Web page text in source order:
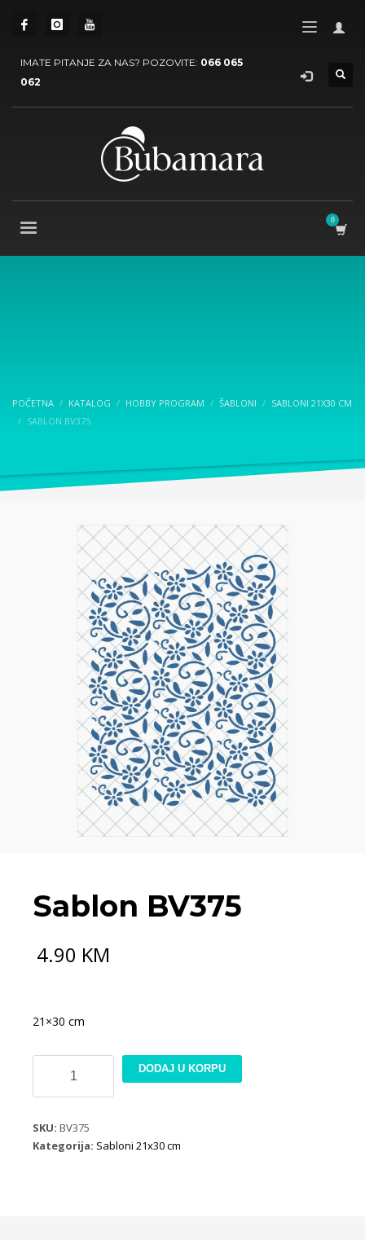
IMATE PITANJE ZA NAS? POZOVITE: 066 065
062
POČETNA KATALOG HOBBY PROGRAM ŠABLONI
SABLONI 21X30 CM
SABLON BV375
Sablon BV375
4.90 KM
21×30 cm
količina
DODAJ U KORPU
SKU: BV375
Kategorija: Sabloni 21x30 cm